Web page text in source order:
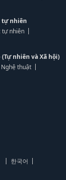
tự nhiên
tự nhiên
nhiên và Xã hội)
Nghệ thuật
한국어